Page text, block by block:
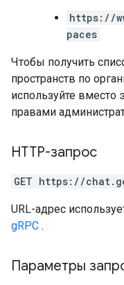
https://
paces
Чтобы получить
пространств по
используйте вместо
правами
HTTP-запрос
GET https://
URL-адрес
gRPC .
Параметры